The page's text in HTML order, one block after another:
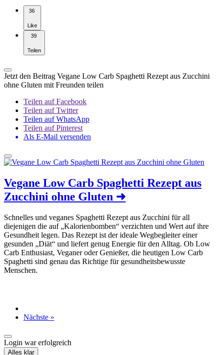
36
Like
39
Teilen
Jetzt den Beitrag Vegane Low Carb Spaghetti Rezept aus Zucchini
ohne Gluten mit Freunden teilen
Teilen auf Facebook
Teilen auf Twitter
Teilen auf WhatsApp
Teilen auf Pinterest
Als E-Mail versenden
Vegane Low Carb Spaghetti Rezept aus
Zucchini ohne Gluten ➜
Schnelles und veganes Spaghetti Rezept aus Zucchini für all
diejenigen die auf „Kalorienbomben“ verzichten und Wert auf ihre
Gesundheit legen. Das Rezept ist der ideale Wegbegleiter einer
gesunden „Diät“ und liefert genug Energie für den Alltag. Ob Low
Carb Enthusiast, Veganer oder Genießer, die heutigen Low Carb
Spaghetti sind genau das Richtige für gesundheitsbewusste
Menschen.
Nächste »
Login war erfolgreich
Alles klar